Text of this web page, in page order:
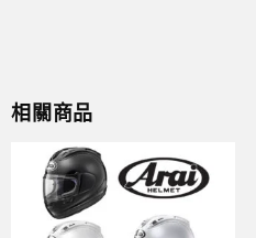
相關商品